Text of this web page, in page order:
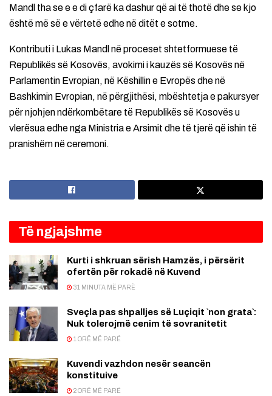
Mandl tha se e e di çfarë ka dashur që ai të thotë dhe se kjo
është më së e vërtetë edhe në ditët e sotme.
Kontributi i Lukas Mandl në proceset shtetformuese të
Republikës së Kosovës, avokimi i kauzës së Kosovës në
Parlamentin Evropian, në Këshillin e Evropës dhe në
Bashkimin Evropian, në përgjithësi, mbështetja e pakursyer
për njohjen ndërkombëtare të Republikës së Kosovës u
vlerësua edhe nga Ministria e Arsimit dhe të tjerë që ishin të
pranishëm në ceremoni.
Të ngjajshme
Kurti i shkruan sërish Hamzës, i përsërit
ofertën për rokadë në Kuvend
31 MINUTA MË PARË
Sveçla pas shpalljes së Luçiqit `non grata`:
Nuk tolerojmë cenim të sovranitetit
1 ORË MË PARË
Kuvendi vazhdon nesër seancën
konstituive
2 ORË MË PARË